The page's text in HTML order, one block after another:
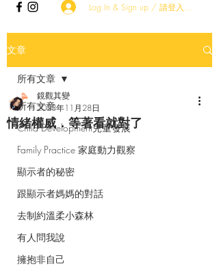
Log In & Sign up / 請登入．加入會員
文章
所有文章
Child Development兒童發展
Family Practice 家庭動力觀察
顯示者的秘密
跟顯示者媽媽的對話
去制約溫柔小森林
有人問我說
擁抱非自己
所有文章
情緒權威．等著看就對了
鏡觀其變
2023年11月28日